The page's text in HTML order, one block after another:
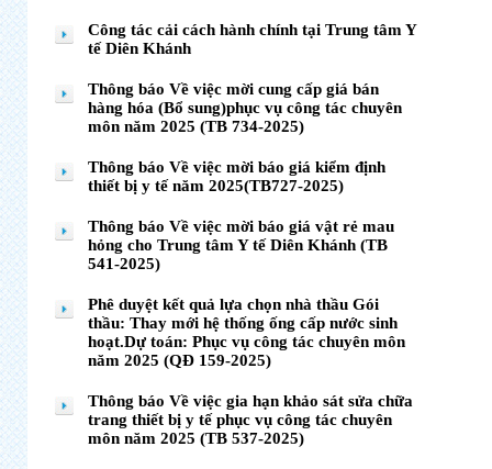
Công tác cải cách hành chính tại Trung tâm Y
tế Diên Khánh
Thông báo Về việc mời cung cấp giá bán
hàng hóa (Bổ sung)phục vụ công tác chuyên
môn năm 2025 (TB 734-2025)
Thông báo Về việc mời báo giá kiểm định
thiết bị y tế năm 2025(TB727-2025)
Thông báo Về việc mời báo giá vật rẻ mau
hỏng cho Trung tâm Y tế Diên Khánh (TB
541-2025)
Phê duyệt kết quả lựa chọn nhà thầu Gói
thầu: Thay mới hệ thống ống cấp nước sinh
hoạt.Dự toán: Phục vụ công tác chuyên môn
năm 2025 (QĐ 159-2025)
Thông báo Về việc gia hạn khảo sát sửa chữa
trang thiết bị y tế phục vụ công tác chuyên
môn năm 2025 (TB 537-2025)